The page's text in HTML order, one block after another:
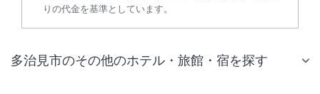
りの代金を基準としています。
多治見市のその他のホテル・旅館・宿を探す